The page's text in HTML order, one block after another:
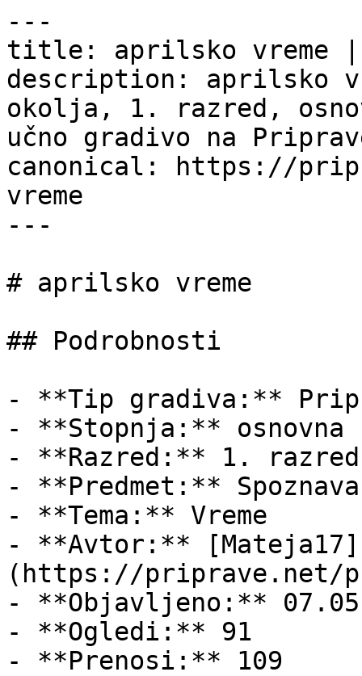
---
title: aprilsko vreme |
description: aprilsko
okolja, 1. razred,
učno gradivo na
canonical: https://
vreme
---
# aprilsko vreme
## Podrobnosti
- **Tip gradiva:**
- **Stopnja:** osnovna
- **Razred:** 1. razred
- **Predmet:**
- **Tema:** Vreme
- **Avtor:** [Mateja17]
(https://priprave.net/
- **Objavljeno:**
- **Ogledi:** 91
- **Prenosi:** 109